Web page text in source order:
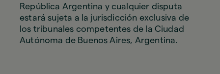
República Argentina y cualquier disputa
estará sujeta a la jurisdicción exclusiva de
los tribunales competentes de la Ciudad
Autónoma de Buenos Aires, Argentina.